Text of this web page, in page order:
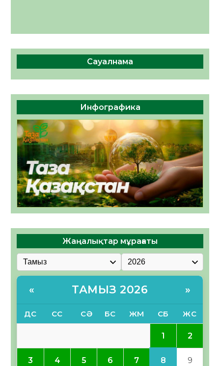
Сауалнама
Инфографика
Жаңалықтар мұрағаты
« ТАМЫЗ 2026 »
ДС СС СӘ БС ЖМ СБ ЖС
1 2
3 4 5 6 7 8 9